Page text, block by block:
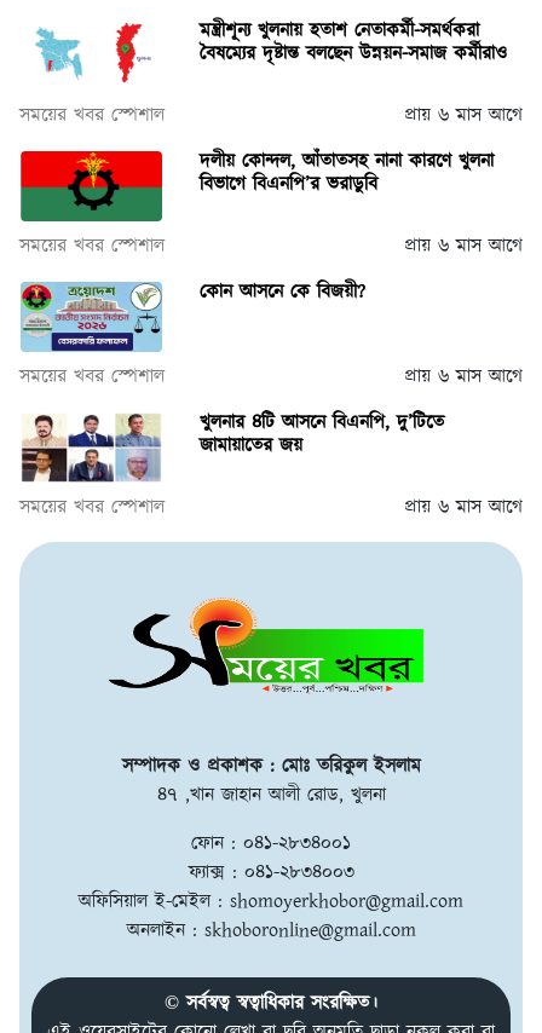
মন্ত্রীশূন্য খুলনায় হতাশ নেতাকর্মী-সমর্থকরা
বৈষম্যের দৃষ্টান্ত বলছেন উন্নয়ন-সমাজ কর্মীরাও
সময়ের খবর স্পেশাল
প্রায় ৬ মাস আগে
দলীয় কোন্দল, আঁতাতসহ নানা কারণে খুলনা
বিভাগে বিএনপি’র ভরাডুবি
সময়ের খবর স্পেশাল
প্রায় ৬ মাস আগে
কোন আসনে কে বিজয়ী?
সময়ের খবর স্পেশাল
প্রায় ৬ মাস আগে
খুলনার ৪টি আসনে বিএনপি, দু’টিতে
জামায়াতের জয়
সময়ের খবর স্পেশাল প্রায় ৬ মাস আগে
সম্পাদক ও প্রকাশক : মোঃ তরিকুল ইসলাম
৪৭ ,খান জাহান আলী রোড, খুলনা
ফোন : ০৪১-২৮৩৪০০১
ফ্যাক্স : ০৪১-২৮৩৪০০৩
অফিসিয়াল ই-মেইল : shomoyerkhobor@gmail.com
অনলাইন : skhoboronline@gmail.com
© সর্বস্বত্ব স্বত্বাধিকার সংরক্ষিত।